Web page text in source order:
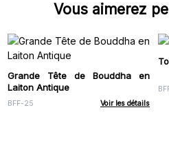
Vous aimerez
Grande Tête de Bouddha en
Laiton Antique
BFF-25 Voir les détails